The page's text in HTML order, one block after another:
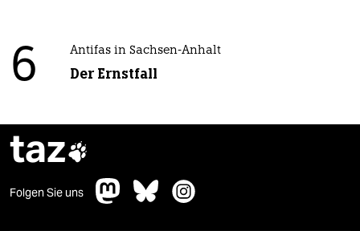
6 Antifas in Sachsen-Anhalt
Der Ernstfall
taz
Folgen Sie uns